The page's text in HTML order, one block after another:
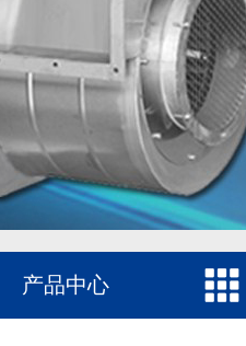
产品中心